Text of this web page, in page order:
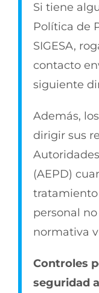
Si tiene
Política de
SIGESA,
contacto
siguiente
Además,
dirigir sus
(AEPD)
tratamiento
personal
normativa
Controles
seguridad